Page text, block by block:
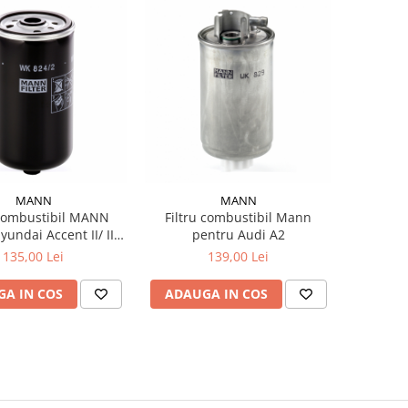
MANN
MANN
Accent II/ III,
Starex, Santa Fe I/
135,00 Lei
IN COS
MANN
Filtru combustibil Mann
pentru Audi A2
139,00 Lei
ADAUGA IN COS